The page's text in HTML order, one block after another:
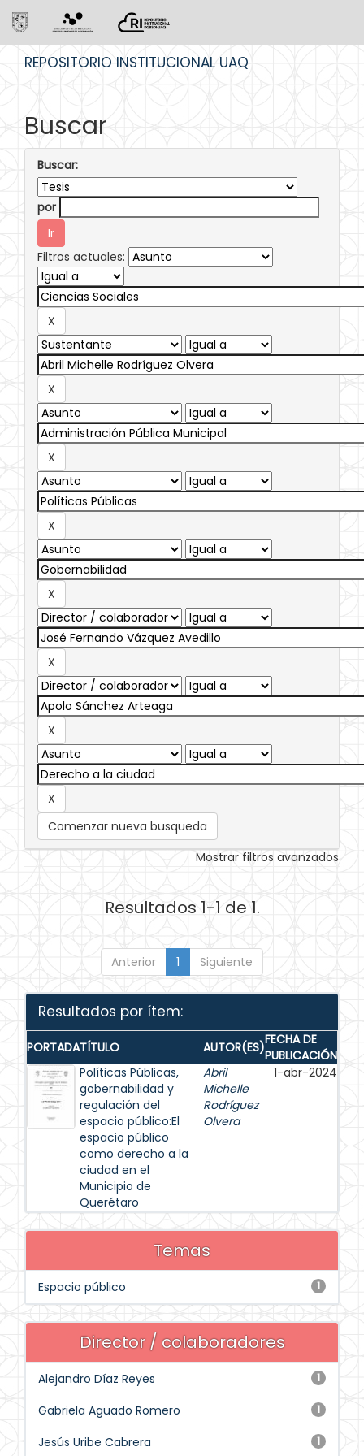
REPOSITORIO INSTITUCIONAL UAQ
Buscar
Buscar:
por
Filtros actuales:
Comenzar nueva busqueda
Mostrar filtros avanzados
Resultados 1-1 de 1.
Anterior 1 Siguiente
Resultados por ítem:
PORTADATÍTULO AUTOR(ES)FECHA DE
PUBLICACIÓN
Políticas Públicas,
gobernabilidad y
regulación del
espacio público:El
espacio público
como derecho a la
ciudad en el
Municipio de
Querétaro
Abril
Michelle
Rodríguez
Olvera
1-abr-2024
Temas
1
Espacio público
Director / colaboradores
1
Alejandro Díaz Reyes
1
Gabriela Aguado Romero
1
Jesús Uribe Cabrera